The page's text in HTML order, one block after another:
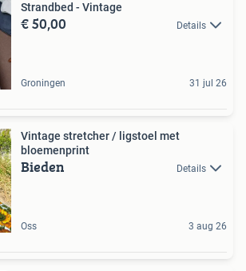
Strandbed - Vintage
€ 50,00 Details
Groningen 31 jul 26
Vintage stretcher / ligstoel met
bloemenprint
Bieden Details
Oss 3 aug 26